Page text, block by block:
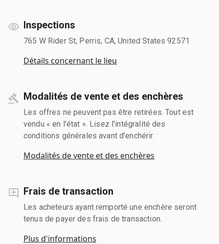
Inspections
765 W Rider St, Perris, CA, United States 92571
Détails concernant le lieu
Modalités de vente et des enchères
Les offres ne peuvent pas être retirées. Tout est
vendu « en l'état ». Lisez l'intégralité des
conditions générales avant d'enchérir.
Modalités de vente et des enchères
Frais de transaction
Les acheteurs ayant remporté une enchère seront
tenus de payer des frais de transaction.
Plus d'informations